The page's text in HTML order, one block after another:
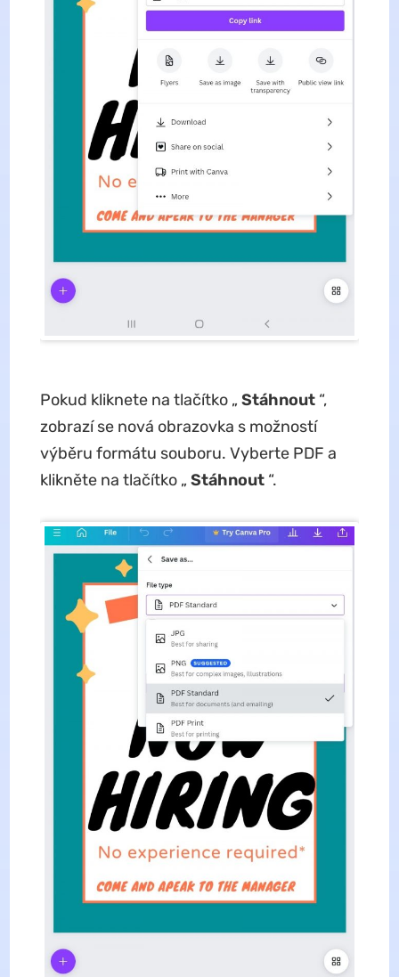
Pokud kliknete na tlačítko „ Stáhnout“,
zobrazí se nová obrazovka s možností
výběru formátu souboru. Vyberte PDF a
klikněte na tlačítko „ Stáhnout“.